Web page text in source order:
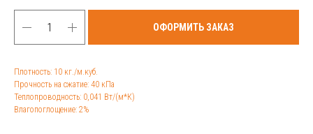
ОФОРМИТЬ ЗАКАЗ
Плотность: 10 кг./м.куб.
Прочность на сжатие: 40 кПа
Теплопроводность: 0,041 Вт/(м*К)
Влагопоглощение: 2%